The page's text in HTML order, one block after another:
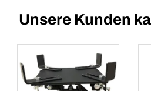
Unsere Kunden